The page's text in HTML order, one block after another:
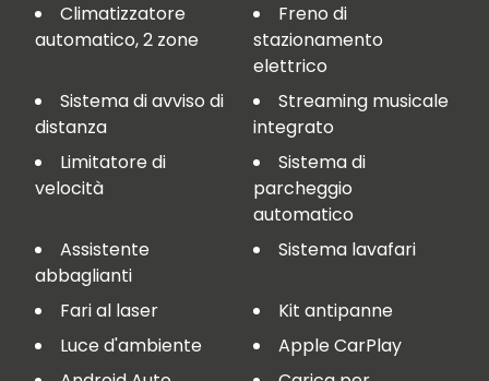
Climatizzatore
automatico, 2 zone
Freno di
stazionamento
elettrico
Sistema di avviso di
distanza
Streaming musicale
integrato
Limitatore di
velocità
Sistema di
parcheggio
automatico
Assistente
abbaglianti
Sistema lavafari
Fari al laser
Kit antipanne
Luce d'ambiente
Apple CarPlay